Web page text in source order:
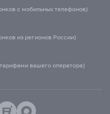
с мобильных телефонов)
из регионов России)
вашего оператора)